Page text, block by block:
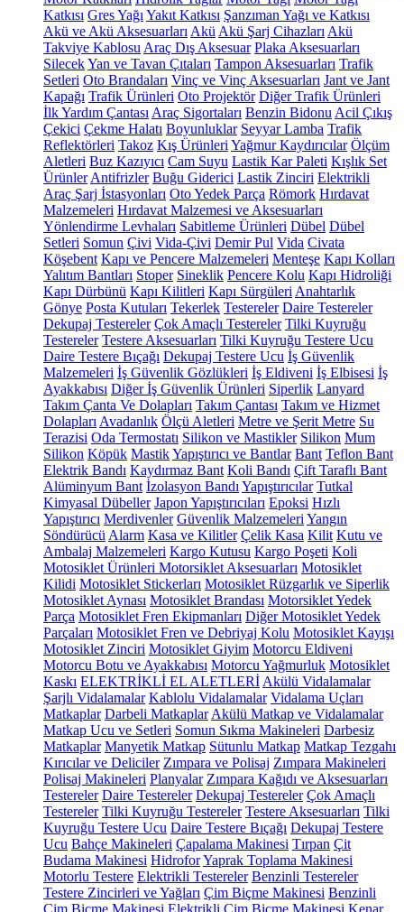
Katkısı Gres Yağı Yakıt Katkısı Şanzıman Yağı ve Katkısı
Akü ve Akü Aksesuarları Akü Akü Şarj Cihazları Akü
Takviye Kablosu Araç Dış Aksesuar Plaka Aksesuarları
SilecekYan ve Tavan Çıtaları Tampon Aksesuarları Trafik
Setleri Oto Brandaları Vinç ve Vinç Aksesuarları Jant ve Jant
Kapağı Trafik Ürünleri Oto Projektör Diğer Trafik Ürünleri
İlk Yardım Çantası Araç Sigortaları Benzin Bidonu Acil Çıkış
Çekici Çekme Halatı Boyunluklar Seyyar Lamba Trafik
Reflektörleri Takoz Kış Ürünleri Yağmur Kaydırıcılar Ölçüm
Aletleri Buz Kazıyıcı Cam Suyu Lastik Kar Paleti Kışlık Set
Ürünler Antifrizler Buğu Giderici Lastik Zinciri Elektrikli
Araç Şarj İstasyonları Oto Yedek Parça Römork Hırdavat
Malzemeleri Hırdavat Malzemesi ve Aksesuarları
Yönlendirme Levhaları Sabitleme Ürünleri Dübel Dübel
Setleri Somun Çivi Vida-Çivi Demir Pul Vida Civata
Köşebent Kapı ve Pencere Malzemeleri Menteşe Kapı Kolları
Yalıtım Bantları Stoper Sineklik Pencere Kolu Kapı Hidroliği
Kapı Dürbünü Kapı Kilitleri Kapı Sürgüleri Anahtarlık
Gönye Posta Kutuları Tekerlek Testereler Daire Testereler
Dekupaj Testereler Çok Amaçlı Testereler Tilki Kuyruğu
Testereler Testere Aksesuarları Tilki Kuyruğu Testere Ucu
Daire Testere Bıçağı Dekupaj Testere Ucu İş Güvenlik
Malzemeleri İş Güvenlik Gözlükleri İş Eldiveni İş Elbisesi İş
Ayakkabısı Diğer İş Güvenlik Ürünleri Siperlik Lanyard
Takım Çanta Ve Dolapları Takım Çantası Takım ve Hizmet
Dolapları Avadanlık Ölçü Aletleri Metre ve Şerit Metre Su
Terazisi Oda Termostatı Silikon ve Mastikler Silikon Mum
Silikon Köpük MastikYapıştırıcı ve Bantlar Bant Teflon Bant
Elektrik Bandı Kaydırmaz Bant Koli Bandı Çift Taraflı Bant
Alüminyum Bant İzolasyon Bandı Yapıştırıcılar Tutkal
Kimyasal Dübeller Japon Yapıştırıcıları Epoksi Hızlı
Yapıştırıcı Merdivenler Güvenlik Malzemeleri Yangın
Söndürücü Alarm Kasa ve Kilitler Çelik Kasa Kilit Kutu ve
Ambalaj Malzemeleri Kargo Kutusu Kargo Poşeti Koli
Motosiklet Ürünleri Motorsiklet Aksesuarları Motosiklet
Kilidi Motosiklet Stickerları Motosiklet Rüzgarlık ve Siperlik
Motosiklet Aynası Motosiklet Brandası Motorsiklet Yedek
Parça Motosiklet Fren Ekipmanları Diğer Motosiklet Yedek
Parçaları Motosiklet Fren ve Debriyaj Kolu Motosiklet Kayışı
Motosiklet Zinciri Motosiklet Giyim Motorcu Eldiveni
Motorcu Botu ve Ayakkabısı Motorcu Yağmurluk Motosiklet
Kaskı ELEKTRİKLİ EL ALETLERİ Akülü Vidalamalar
Şarjlı Vidalamalar Kablolu Vidalamalar Vidalama Uçları
Matkaplar Darbeli Matkaplar Akülü Matkap ve Vidalamalar
Matkap Ucu ve Setleri Somun Sıkma Makineleri Darbesiz
Matkaplar Manyetik Matkap Sütunlu Matkap Matkap Tezgahı
Kırıcılar ve Deliciler Zımpara ve Polisaj Zımpara Makineleri
Polisaj Makineleri Planyalar Zımpara Kağıdı ve Aksesuarları
Testereler Daire Testereler Dekupaj Testereler Çok Amaçlı
Testereler Tilki Kuyruğu Testereler Testere Aksesuarları Tilki
Kuyruğu Testere Ucu Daire Testere Bıçağı Dekupaj Testere
Ucu Bahçe Makineleri Çapalama Makinesi Tırpan Çit
Budama Makinesi HidroforYaprak Toplama Makinesi
Motorlu Testere Elektrikli Testereler Benzinli Testereler
Testere Zincirleri ve Yağları Çim Biçme Makinesi Benzinli
Çim Biçme Makinesi Elektrikli Çim Biçme Makinesi Kenar